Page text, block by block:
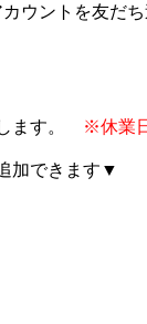
ウントを友だ
ます。 ※休業
加できます▼